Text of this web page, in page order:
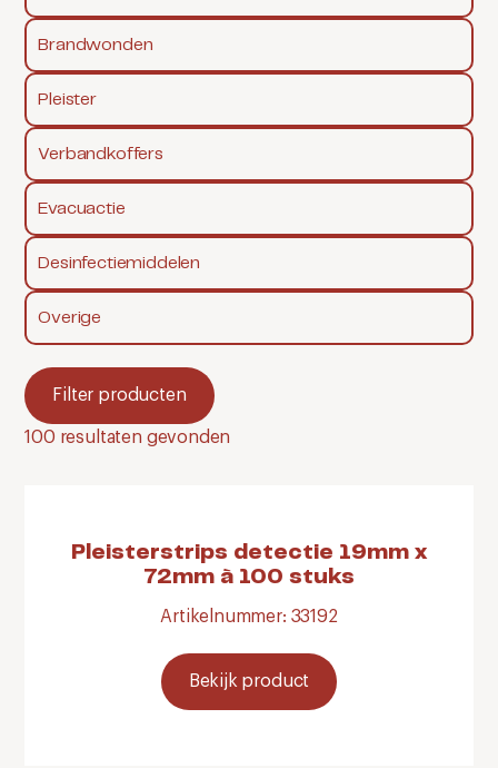
Brandwonden
Pleister
Verbandkoffers
Evacuactie
Desinfectiemiddelen
Overige
Filter producten
100 resultaten gevonden
Pleisterstrips detectie 19mm x
72mm à 100 stuks
Artikelnummer: 33192
Bekijk product